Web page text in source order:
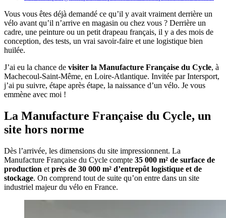
Vous vous êtes déjà demandé ce qu’il y avait vraiment derrière un
vélo avant qu’il n’arrive en magasin ou chez vous ? Derrière un
cadre, une peinture ou un petit drapeau français, il y a des mois de
conception, des tests, un vrai savoir-faire et une logistique bien
huilée.
J’ai eu la chance de visiter la Manufacture Française du Cycle, à
Machecoul-Saint-Même, en Loire-Atlantique. Invitée par Intersport,
j’ai pu suivre, étape après étape, la naissance d’un vélo. Je vous
emmène avec moi !
La Manufacture Française du Cycle, un
site hors norme
Dès l’arrivée, les dimensions du site impressionnent. La
Manufacture Française du Cycle compte 35 000 m² de surface de
production et près de 30 000 m² d’entrepôt logistique et de
stockage. On comprend tout de suite qu’on entre dans un site
industriel majeur du vélo en France.